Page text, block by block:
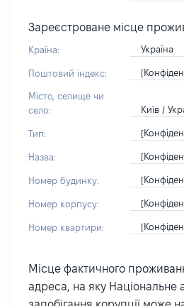
Зареєстроване місце
Країна: Україна
Поштовий індекс:
Місто, селище чи
село:
Київ /
Тип:
Назва:
Номер будинку:
Номер корпусу:
Номер квартири:
Місце фактичного
адреса, на яку Національне